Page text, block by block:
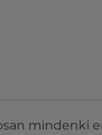
mindenki